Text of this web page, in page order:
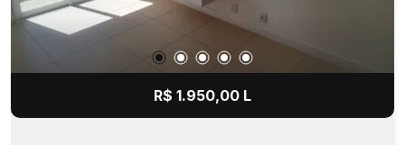
R$ 1.950,00 L